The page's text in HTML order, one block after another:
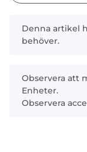
x
Denna artikel
behöver.
x
Observera att
Enheter.
Observera